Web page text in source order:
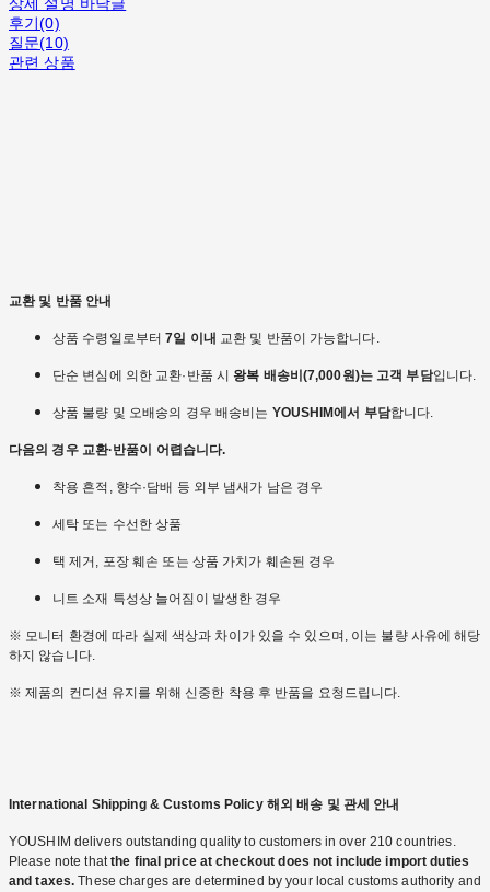
상세 설명 바닥글
후기(0)
질문(10)
관련 상품
교환 및 반품 안내
상품 수령일로부터7일 이내 교환 및 반품이 가능합니다.
단순 변심에 의한 교환·반품 시왕복 배송비(7,000원)는 고객 부담입니다.
상품 불량 및 오배송의 경우 배송비는 YOUSHIM에서 부담합니다.
다음의 경우 교환·반품이 어렵습니다.
착용 흔적, 향수·담배 등 외부 냄새가 남은 경우
세탁 또는 수선한 상품
택 제거, 포장 훼손 또는 상품 가치가 훼손된 경우
니트 소재 특성상 늘어짐이 발생한 경우
※ 모니터 환경에 따라 실제 색상과 차이가 있을 수 있으며, 이는 불량 사유에 해당
하지 않습니다.
※ 제품의 컨디션 유지를 위해 신중한 착용 후 반품을 요청드립니다.
International Shipping & Customs Policy 해외 배송 및 관세 안내
YOUSHIM delivers outstanding quality to customers in over 210 countries.
Please note thatthe final price at checkout does not include import duties
and taxes. These charges are determined by your local customs authority and